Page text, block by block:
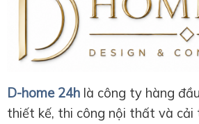
D-home 24h là công ty hàng
thiết kế, thi công nội thất và cải